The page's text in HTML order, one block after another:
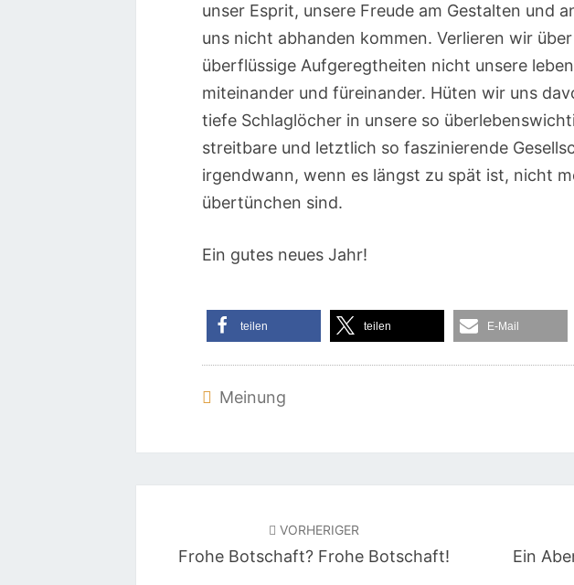
unser Esprit, unsere Freude am Gestalten und
uns nicht abhanden kommen. Verlieren wir
überflüssige Aufgeregtheiten nicht unsere
miteinander und füreinander. Hüten wir uns
tiefe Schlaglöcher in unsere so
streitbare und letztlich so faszinierende
irgendwann, wenn es längst zu spät ist, nicht
übertünchen sind.
Ein gutes neues Jahr!
teilen teilen E-Mail
Meinung
VORHERIGER
Frohe Botschaft? Frohe Botschaft! Ein